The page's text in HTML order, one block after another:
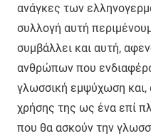
ανάγκες των
συλλογή αυτή
συμβάλλει και αυτή,
ανθρώπων που
γλωσσική εμψύχωση και,
χρήσης της ως ένα επί
που θα ασκούν την